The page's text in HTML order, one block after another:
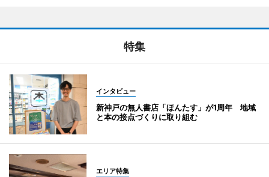
特集
インタビュー
新神戸の無人書店「ほんたす」が1周年 地域
と本の接点づくりに取り組む
エリア特集